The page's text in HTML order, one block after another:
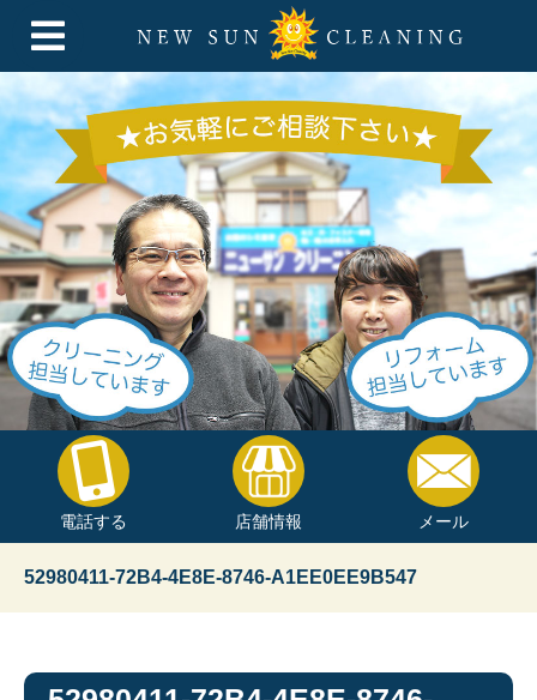
電話する 店舗情報 メール
52980411-72B4-4E8E-8746-A1EE0EE9B547